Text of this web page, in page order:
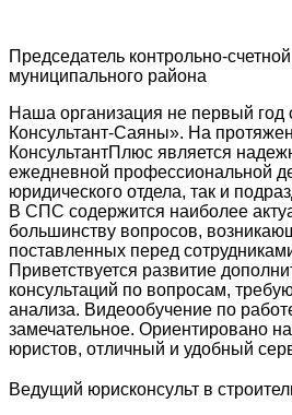
Председатель контрольно-
муниципального района
Наша организация не первый год
Консультант-Саяны». На
КонсультантПлюс является
ежедневной профессиональной
юридического отдела, так и
В СПС содержится наиболее
большинству вопросов,
поставленных перед
Приветствуется развитие
консультаций по вопросам,
анализа. Видеообучение по
замечательное. Ориентировано
юристов, отличный и удобный
Ведущий юрисконсульт в